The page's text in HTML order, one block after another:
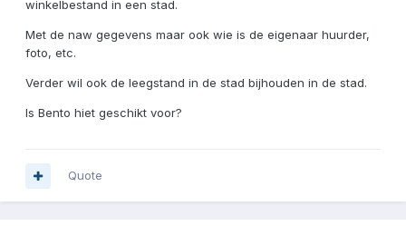
winkelbestand in een stad.
Met de naw gegevens maar ook wie is de eigenaar huurder,
foto, etc.
Verder wil ook de leegstand in de stad bijhouden in de stad.
Is Bento hiet geschikt voor?
Quote